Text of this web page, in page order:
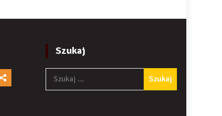
Szukaj